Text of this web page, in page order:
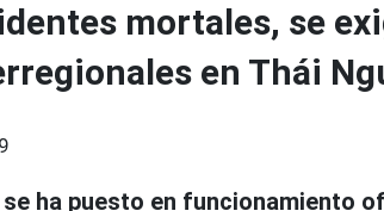
mortales, se
en Thái
se ha puesto en funcionamiento